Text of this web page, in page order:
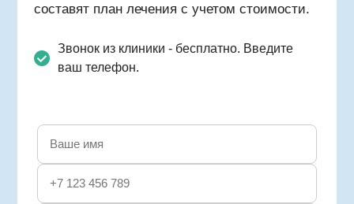
составят план лечения с учетом стоимости.
Звонок из клиники - бесплатно. Введите
ваш телефон.